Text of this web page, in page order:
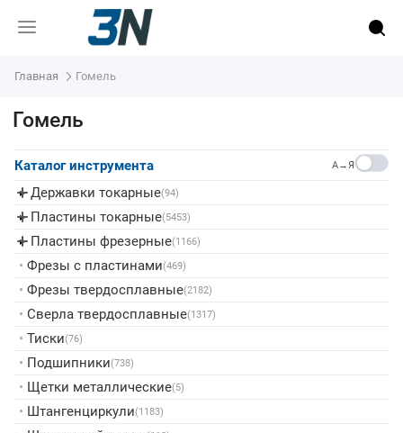
Главная Гомель
Гомель
Каталог инструмента A→Я
▸ Державки токарные(94)
▸ Пластины токарные(5453)
▸ Пластины фрезерные(1166)
• Фрезы с пластинами(469)
• Фрезы твердосплавные(2182)
• Сверла твердосплавные(1317)
• Тиски(76)
• Подшипники(738)
• Щетки металлические(5)
• Штангенциркули(1183)